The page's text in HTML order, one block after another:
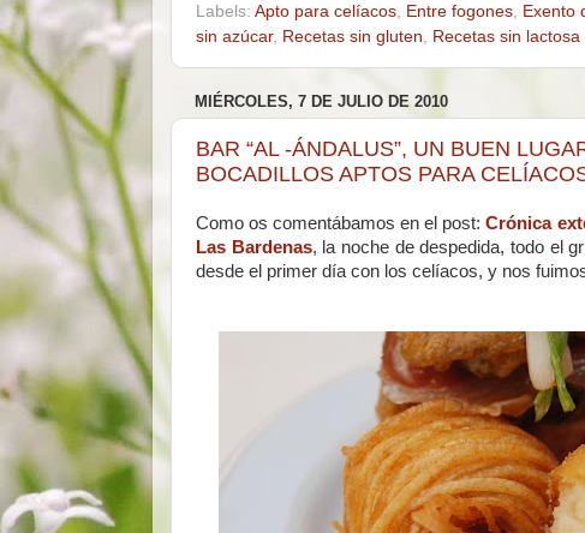
Labels: Apto para celíacos Entre fogones Exento
sin azúcar, Recetas sin gluten Recetas sin lactosa
MIÉRCOLES, 7 DE JULIO DE 2010
BAR “AL -ÁNDALUS”, UN BUEN
BOCADILLOS APTOS PARA
Como os comentábamos en el post:Crónica
Las Bardenas, la noche de despedida, todo el
desde el primer día con los celíacos, y nos